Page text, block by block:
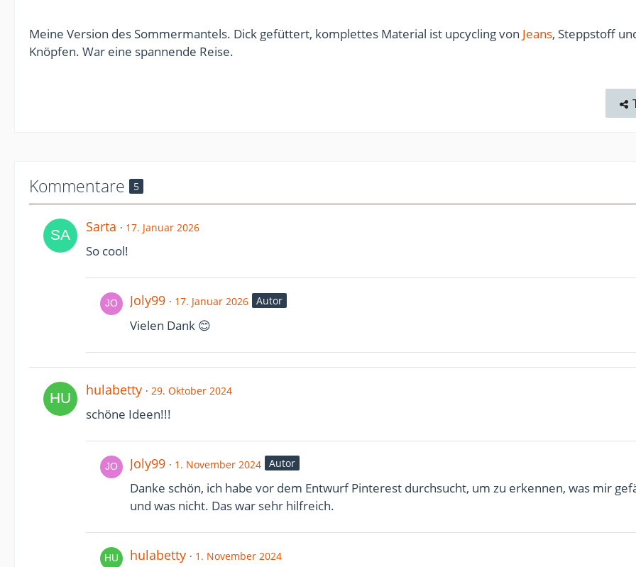
Meine Version des Sommermantels. Dick gefüttert, komplettes Material ist upcycling von Jeans, Steppstoff
Knöpfen. War eine spannende Reise.
Kommentare 5
Sarta 17. Januar 2026
So cool!
Joly99 17. Januar 2026 Autor
Vielen Dank 😊
hulabetty 29. Oktober 2024
schöne Ideen!!!
Joly99 1. November 2024 Autor
Danke schön, ich habe vor dem Entwurf Pinterest durchsucht, um zu erkennen, was mir
und was nicht. Das war sehr hilfreich.
hulabetty 1. November 2024